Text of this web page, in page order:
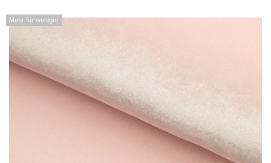
Mehr für weniger